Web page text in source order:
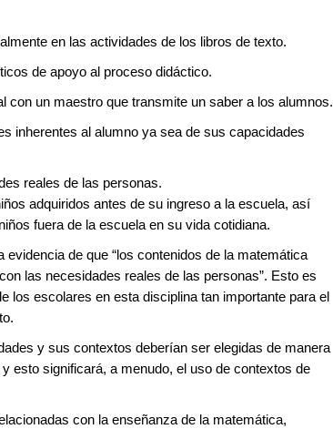
en las actividades de los libros de texto.
de apoyo al proceso didáctico.
con un maestro que transmite un saber a los alumnos.
inherentes al alumno ya sea de sus capacidades
reales de las personas.
adquiridos antes de su ingreso a la escuela, así
fuera de la escuela en su vida cotidiana.
de que “los contenidos de la matemática
las necesidades reales de las personas”. Esto es
los escolares en esta disciplina tan importante para el
y sus contextos deberían ser elegidas de manera
esto significará, a menudo, el uso de contextos de
con la enseñanza de la matemática,